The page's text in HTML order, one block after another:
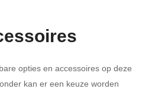
opties en accessoires op deze
kan er een keuze worden